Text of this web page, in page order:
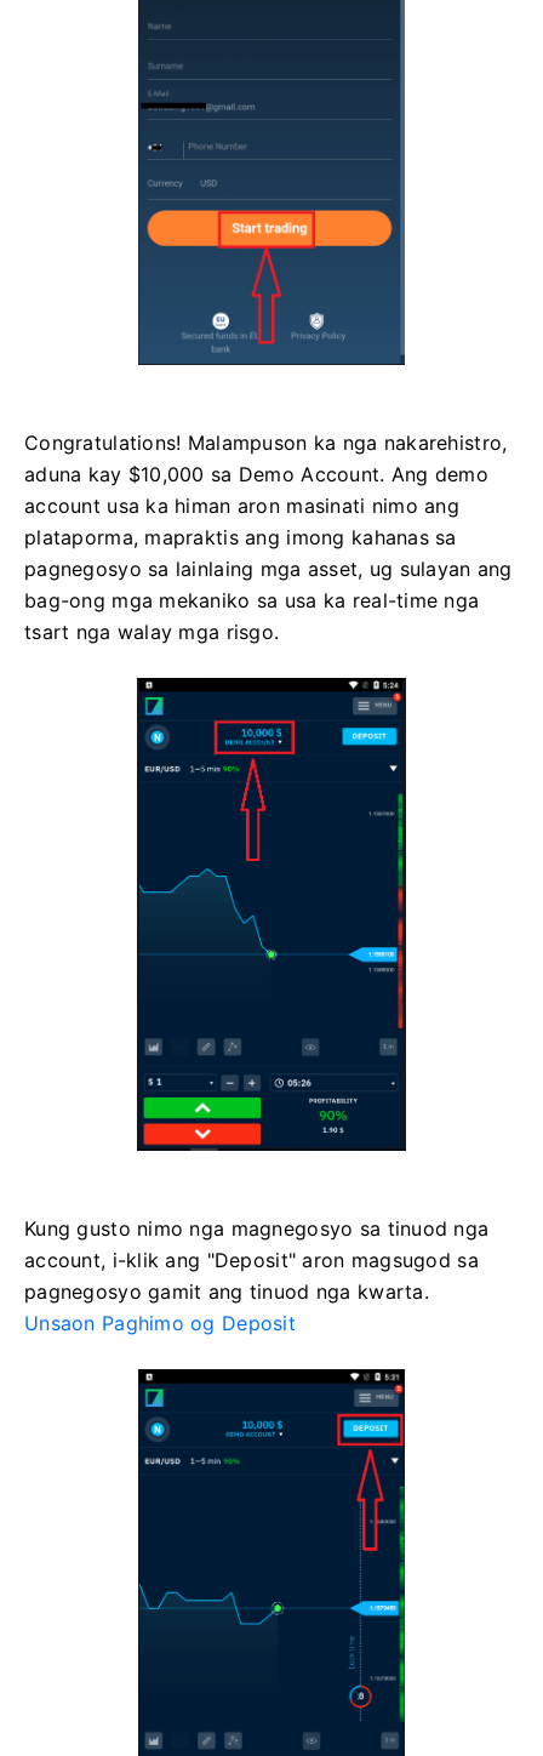
Congratulations! Malampuson ka nga nakarehistro,
aduna kay $10,000 sa Demo Account. Ang demo
account usa ka himan aron masinati nimo ang
plataporma, mapraktis ang imong kahanas sa
pagnegosyo sa lainlaing mga asset, ug sulayan ang
bag-ong mga mekaniko sa usa ka real-time nga
tsart nga walay mga risgo.
Kung gusto nimo nga magnegosyo sa tinuod nga
account, i-klik ang "Deposit" aron magsugod sa
pagnegosyo gamit ang tinuod nga kwarta.
Unsaon Paghimo og Deposit